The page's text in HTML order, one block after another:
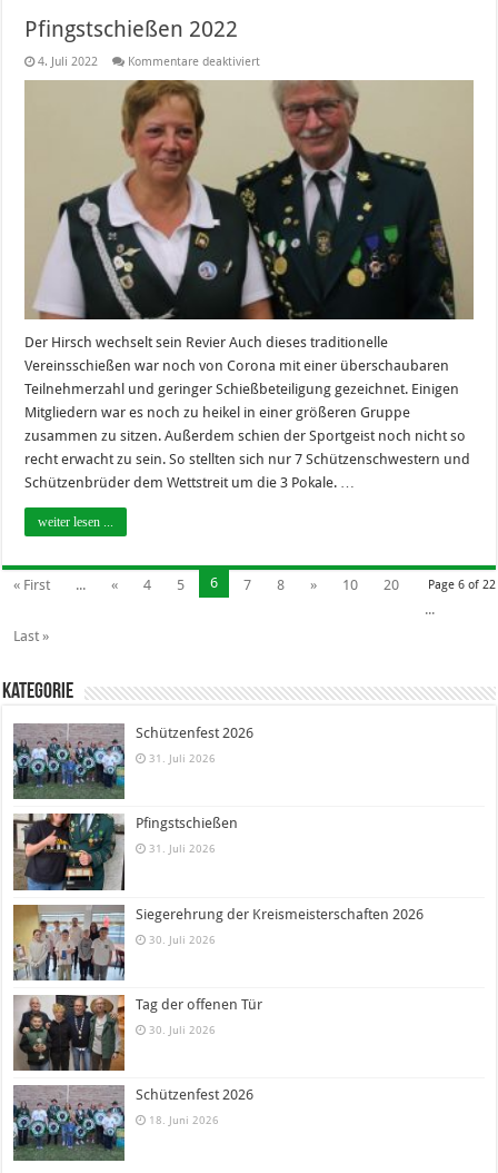
Pfingstschießen 2022
4. Juli 2022 Kommentare deaktiviertfür
Der Hirsch wechselt sein Revier Auch dieses traditionelle
Vereinsschießen war noch von Corona mit einer überschaubaren
Teilnehmerzahl und geringer Schießbeteiligung gezeichnet. Einigen
Mitgliedern war es noch zu heikel in einer größeren Gruppe
zusammen zu sitzen. Außerdem schien der Sportgeist noch nicht so
recht erwacht zu sein. So stellten sich nur 7 Schützenschwestern und
Schützenbrüder dem Wettstreit um die 3 Pokale. …
weiter lesen ...
Page 6 of 22
« First ... « 4 5 6 7 8 » 10
20
...
Last »
Kategorie
Schützenfest 2026
31. Juli 2026
Pfingstschießen
31. Juli 2026
Siegerehrung der Kreismeisterschaften 2026
30. Juli 2026
Tag der offenen Tür
30. Juli 2026
Schützenfest 2026
18. Juni 2026